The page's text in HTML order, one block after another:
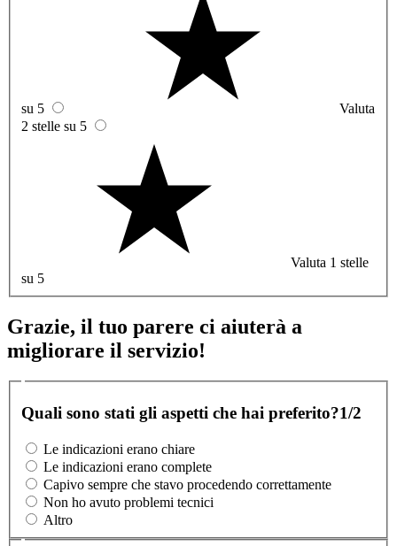
su 5
Valuta
2 stelle su 5
Valuta 1 stelle
su 5
Grazie, il tuo parere ci aiuterà a
migliorare il servizio!
Quali sono stati gli aspetti che hai preferito?1/2
Le indicazioni erano chiare
Le indicazioni erano complete
Capivo sempre che stavo procedendo correttamente
Non ho avuto problemi tecnici
Altro